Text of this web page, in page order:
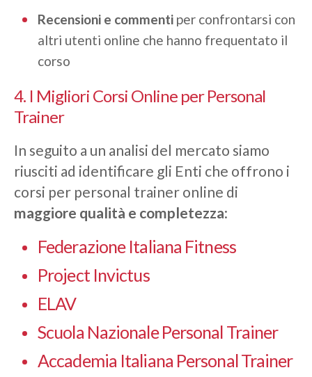
Recensioni e commenti per confrontarsi con
altri utenti online che hanno frequentato il
corso
4. I Migliori Corsi Online per Personal
Trainer
In seguito a un analisi del mercato siamo
riusciti ad identificare gli Enti che offrono i
corsi per personal trainer online di
maggiore qualità e completezza:
Federazione Italiana Fitness
Project Invictus
ELAV
Scuola Nazionale Personal Trainer
Accademia Italiana Personal Trainer